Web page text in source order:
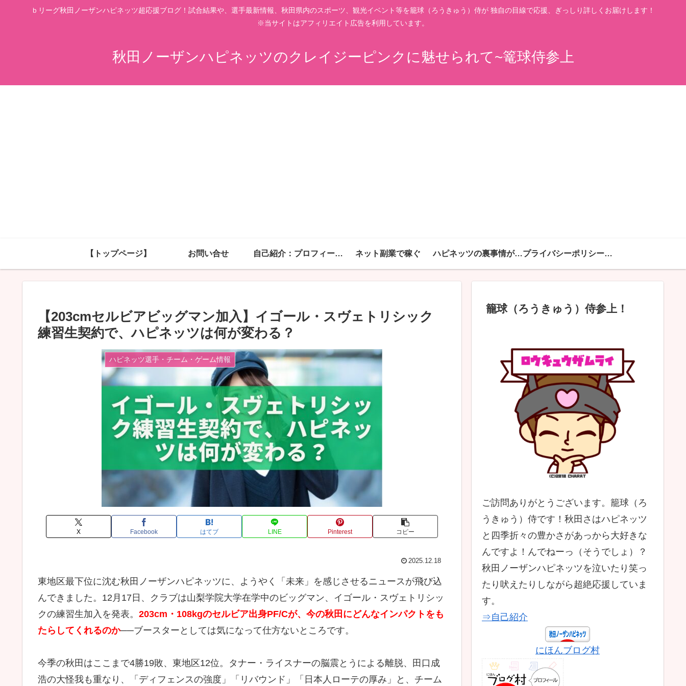
ｂリーグ秋田ノーザンハピネッツ超応援ブログ！試合結果や、選手最新情報、秋田県内のスポーツ、観光イベント等を籠球（ろうきゅう）侍が 独自の目線で応援、ぎっしり詳しくお届けします！
※当サイトはアフィリエイト広告を利用しています。
秋田ノーザンハピネッツのクレイジーピンクに魅せられて~篭球侍参上
【トップページ】 お問い合せ 自己紹介：プロフィール！ ネット副業で稼ぐ ハピネッツの裏事情が満載 プライバシーポリシー・免責事項
【203cmセルビアビッグマン加入】イゴール・スヴェトリシック
練習生契約で、ハピネッツは何が変わる？
ハピネッツ選手・チーム・ゲーム情報
X Facebook はてブ LINE Pinterest コピー
2025.12.18
東地区最下位に沈む秋田ノーザンハピネッツに、ようやく「未来」を感じさせるニュースが飛び込
んできました。12月17日、クラブは山梨学院大学在学中のビッグマン、イゴール・スヴェトリシッ
クの練習生加入を発表。 203cm・108kgのセルビア出身PF/Cが、今の秋田にどんなインパクトをも
たらしてくれるのか──ブースターとしては気になって仕方ないところです。
今季の秋田はここまで4勝19敗、東地区12位。タナー・ライスナーの脳震とうによる離脱、田口成
浩の大怪我も重なり、「ディフェンスの強度」「リバウンド」「日本人ローテの厚み」と、チーム
籠球（ろうきゅう）侍参上！
ご訪問ありがとうございます。籠球（ろ
うきゅう）侍です！秋田さはハピネッツ
と四季折々の豊かさがあっから大好きな
んですよ！んでねーっ（そうでしょ）？
秋田ノーザンハピネッツを泣いたり笑っ
たり吠えたりしながら超絶応援していま
す。
⇒自己紹介
にほんブログ村